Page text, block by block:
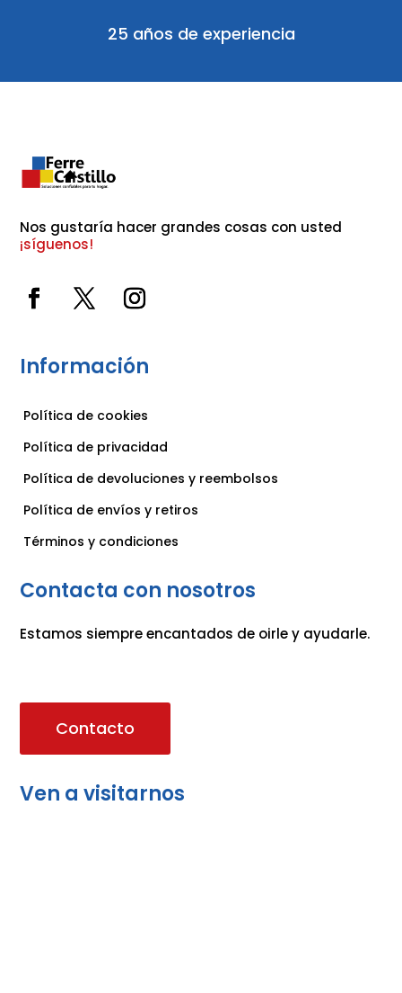
25 años de experiencia
Nos gustaría hacer grandes cosas con usted
¡síguenos!
Información
Política de cookies
Política de privacidad
Política de devoluciones y reembolsos
Política de envíos y retiros
Términos y condiciones
Contacta con nosotros
Estamos siempre encantados de oirle y ayudarle.
Contacto
Ven a visitarnos